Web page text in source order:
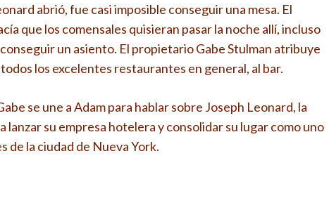
abrió, fue casi imposible conseguir una mesa. El
que los comensales quisieran pasar la noche allí, incluso
un asiento. El propietario Gabe Stulman atribuye
los excelentes restaurantes en general, al bar.
se une a Adam para hablar sobre Joseph Leonard, la
lanzar su empresa hotelera y consolidar su lugar como uno
de la ciudad de Nueva York.